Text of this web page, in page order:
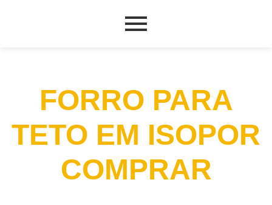
FORRO PARA
TETO EM ISOPOR
COMPRAR